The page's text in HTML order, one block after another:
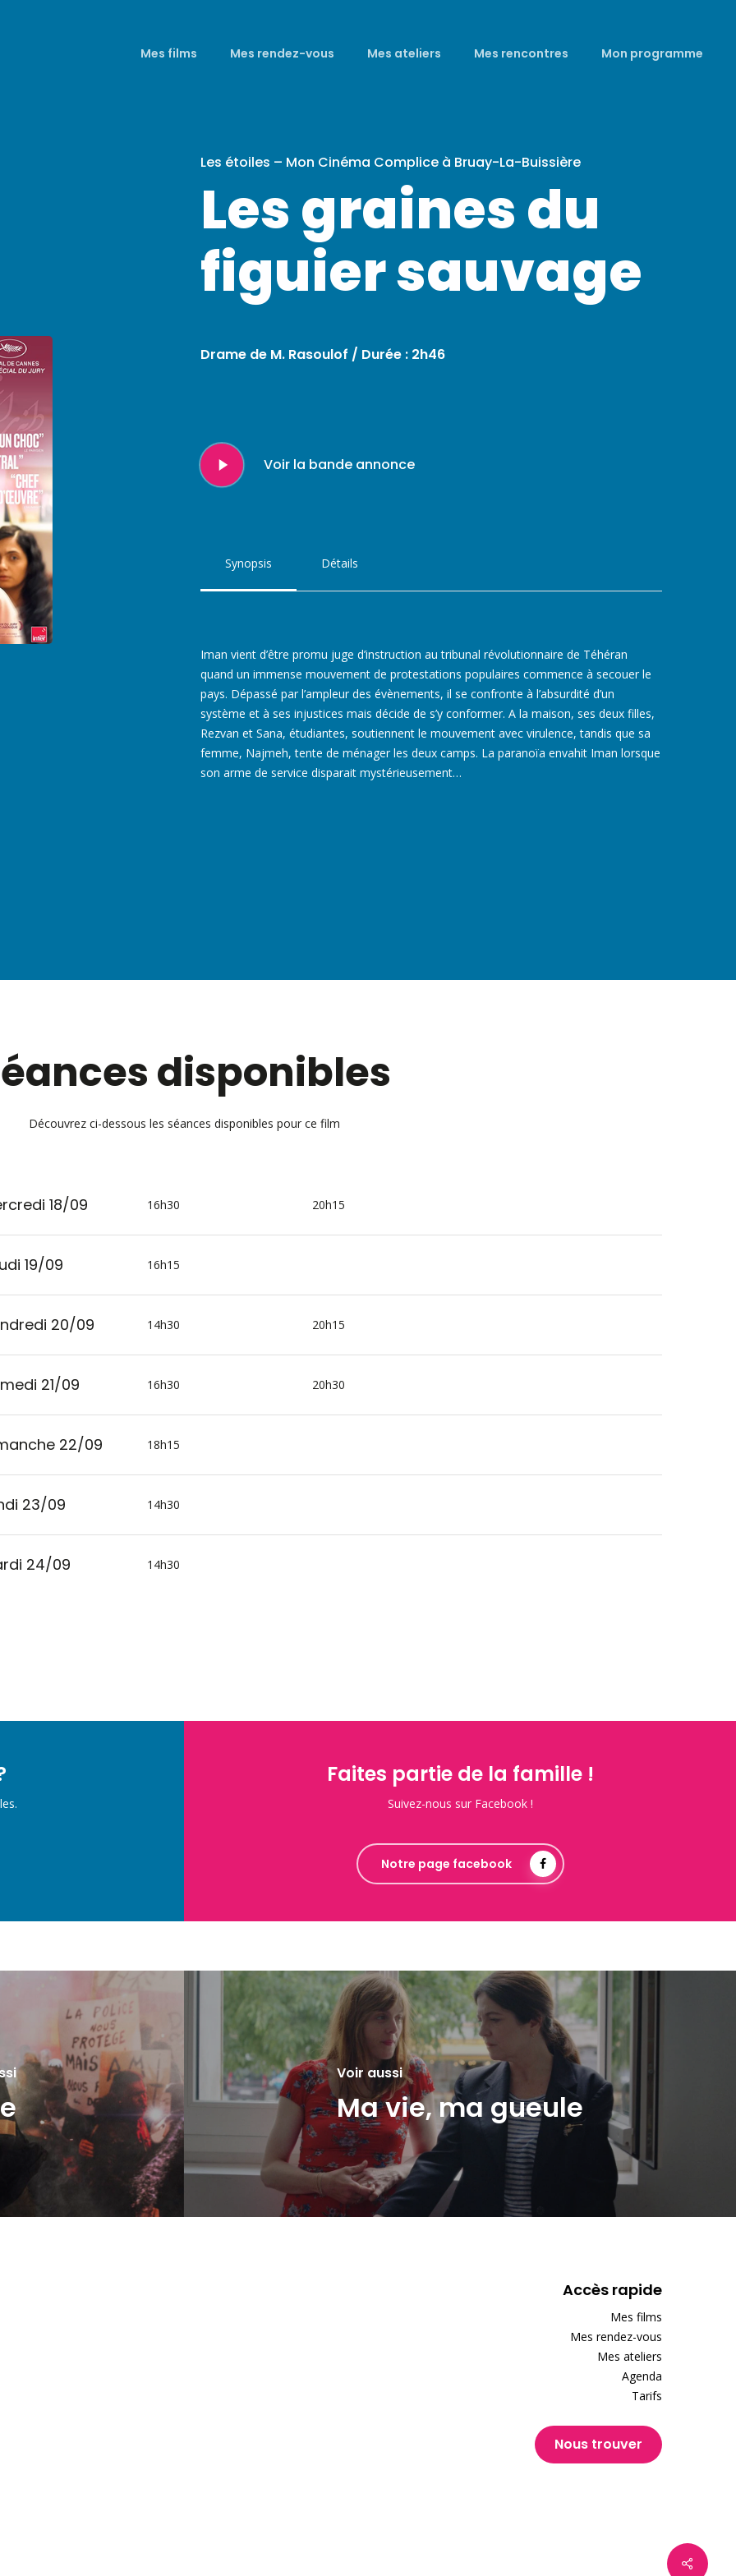
Mes films Mes rendez-vous Mes ateliers Mes rencontres Mon programme
Les étoiles – Mon Cinéma Complice à Bruay-La-Buissière
Les graines du
figuier sauvage
Drame de M. Rasoulof / Durée : 2h46
Play
Video
Voir la bande annonce
Synopsis Détails
Iman vient d’être promu juge d’instruction au tribunal révolutionnaire de Téhéran
quand un immense mouvement de protestations populaires commence à secouer le
pays. Dépassé par l’ampleur des évènements, il se confronte à l’absurdité d’un
système et à ses injustices mais décide de s’y conformer. A la maison, ses deux filles,
Rezvan et Sana, étudiantes, soutiennent le mouvement avec virulence, tandis que sa
femme, Najmeh, tente de ménager les deux camps. La paranoïa envahit Iman lorsque
son arme de service disparait mystérieusement…
disponibles
Découvrez ci-dessous les séances disponibles pour ce film
18/09 16h30 20h15
19/09 16h15
20/09 14h30 20h15
21/09 16h30 20h30
22/09 18h15
23/09 14h30
24/09 14h30
Faites partie de la famille !
Suivez-nous sur Facebook !
Notre page facebook
Voir aussi
Ma vie, ma gueule
Accès rapide
Mes films
Mes rendez-vous
Mes ateliers
Agenda
Tarifs
Nous trouver